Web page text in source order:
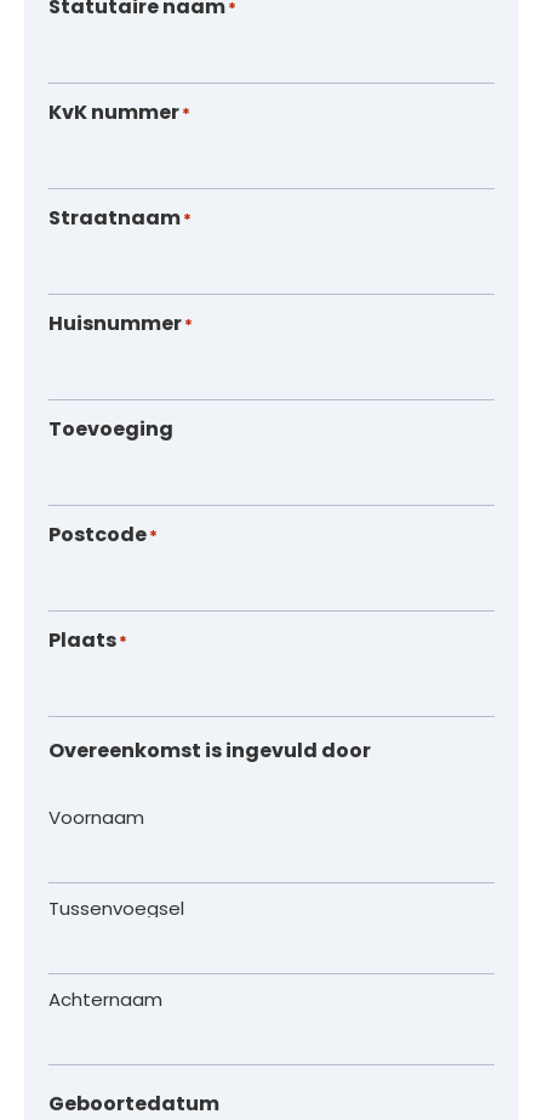
Statutaire naam*
KvK nummer*
Straatnaam*
Huisnummer*
Toevoeging
Postcode*
Plaats*
Overeenkomst is ingevuld door
Naam
Voornaam
Tussenvoegsel
Achternaam
Geboortedatum